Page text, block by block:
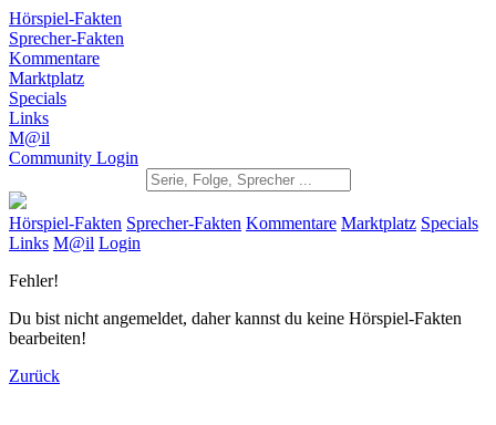
Hörspiel-Fakten
Sprecher-Fakten
Kommentare
Marktplatz
Specials
Links
M@il
Community Login
Hörspiel-Fakten Sprecher-Fakten Kommentare Marktplatz Specials
Links M@il Login
Fehler!
Du bist nicht angemeldet, daher kannst du keine Hörspiel-Fakten
bearbeiten!
Zurück